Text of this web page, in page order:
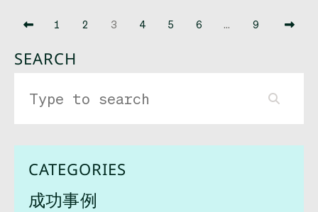
1 2 3 4 5 6 … 9
SEARCH
CATEGORIES
成功事例